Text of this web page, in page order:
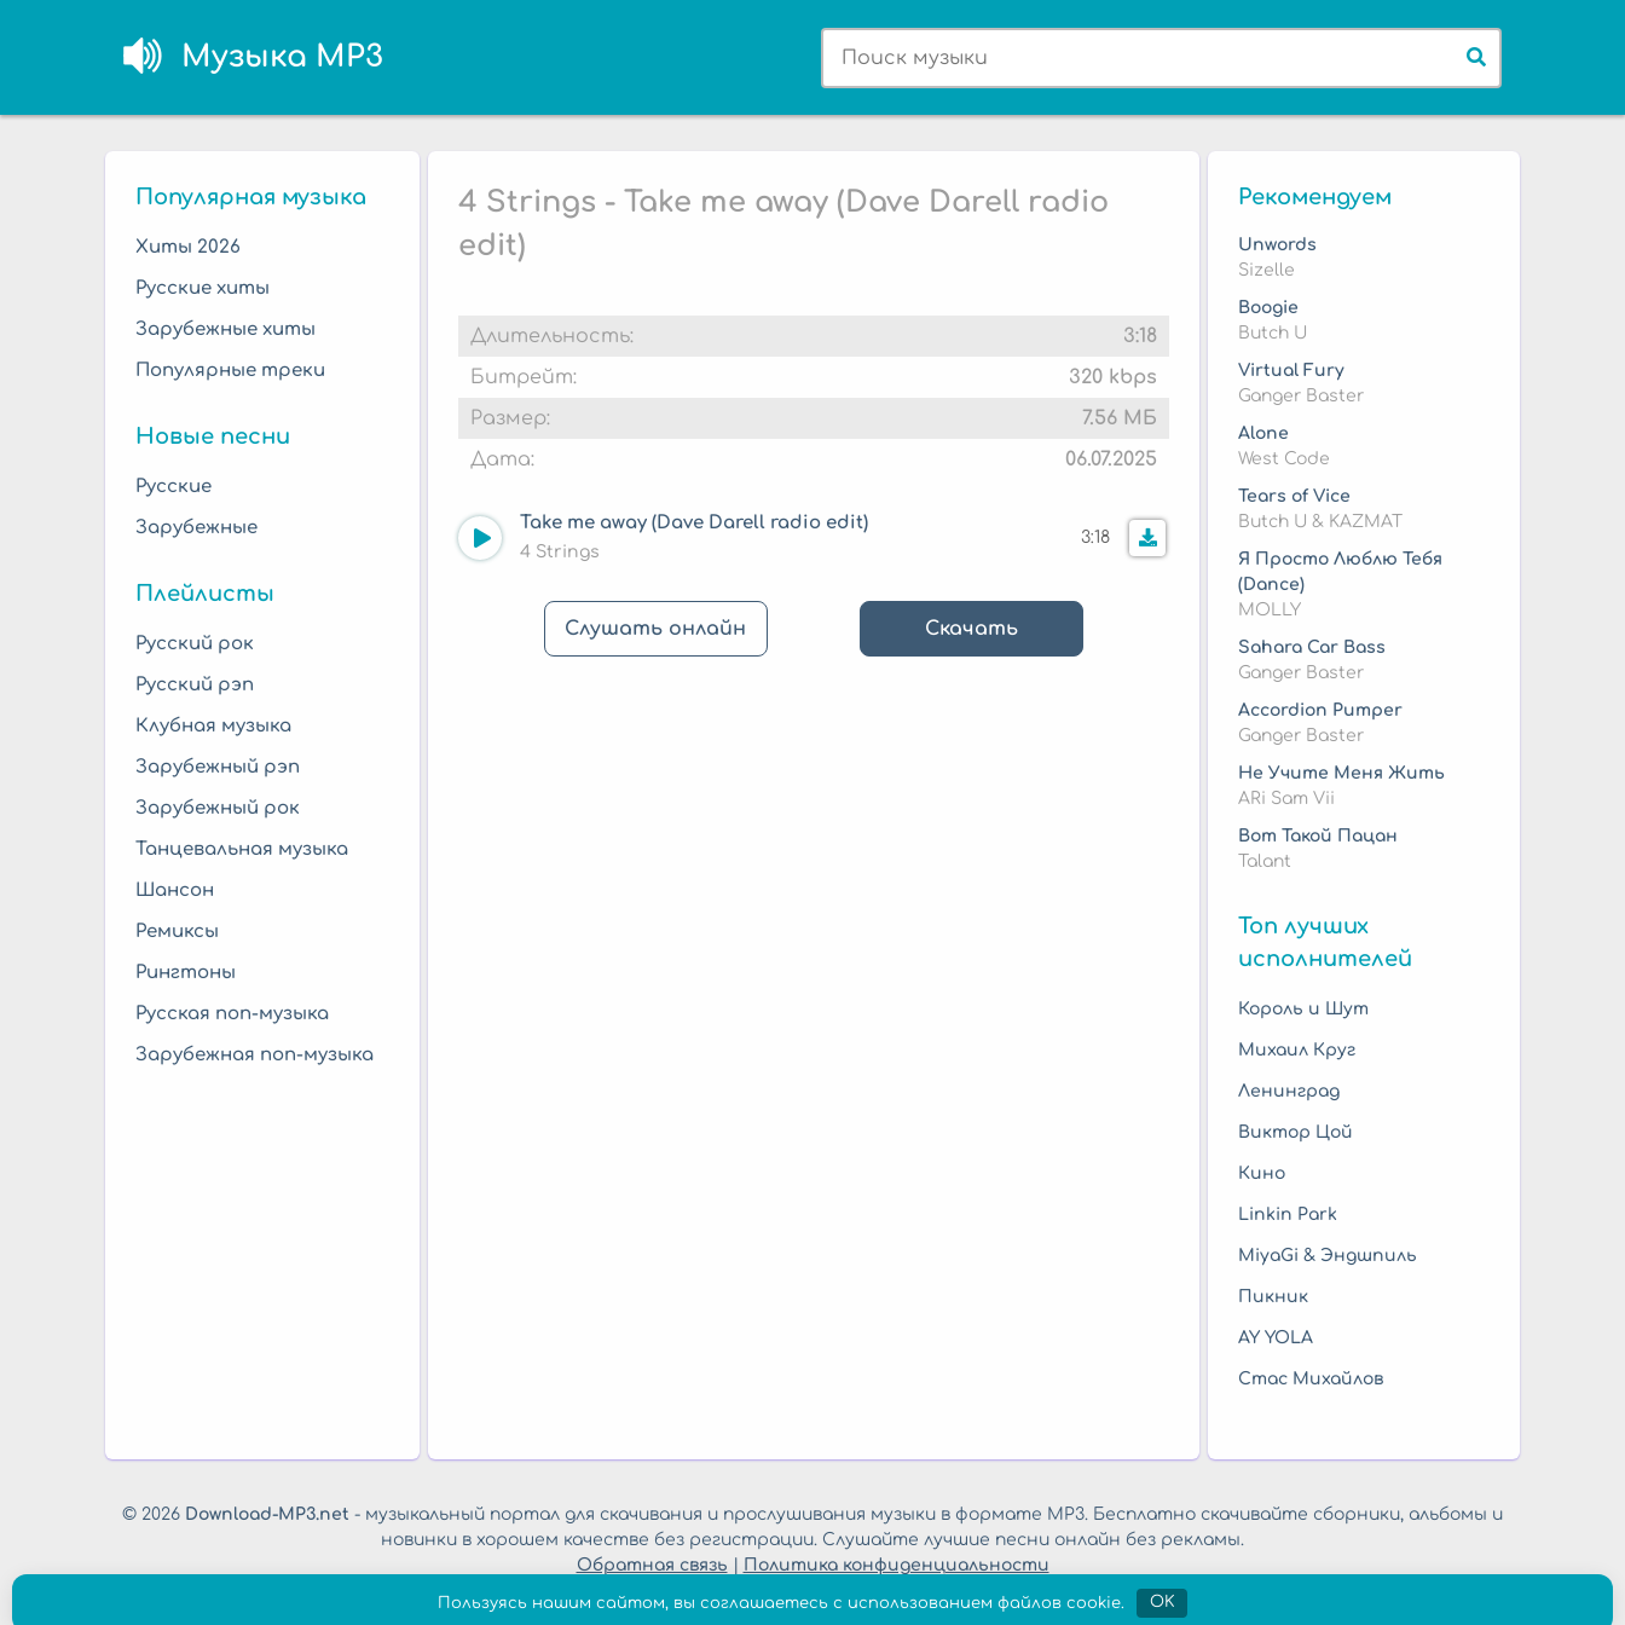
Музыка MP3
Популярная музыка
Хиты 2026
Русские хиты
Зарубежные хиты
Популярные треки
Новые песни
Русские
Зарубежные
Плейлисты
Русский рок
Русский рэп
Клубная музыка
Зарубежный рэп
Зарубежный рок
Танцевальная музыка
Шансон
Ремиксы
Рингтоны
Русская поп-музыка
Зарубежная поп-музыка
4 Strings - Take me away (Dave Darell radio
edit)
Длительность:
3:18
Битрейт:
320 kbps
Размер:
7.56 МБ
Дата:
06.07.2025
Take me away (Dave Darell radio edit)
4 Strings
3:18
Слушать онлайн Скачать
Рекомендуем
Unwords
Sizelle
Boogie
Butch U
Virtual Fury
Ganger Baster
Alone
West Code
Tears of Vice
Butch U & KAZMAT
Я Просто Люблю Тебя
(Dance)
MOLLY
Sahara Car Bass
Ganger Baster
Accordion Pumper
Ganger Baster
Не Учите Меня Жить
ARi Sam Vii
Вот Такой Пацан
Talant
Топ лучших
исполнителей
Король и Шут
Михаил Круг
Ленинград
Виктор Цой
Кино
Linkin Park
MiyaGi & Эндшпиль
Пикник
AY YOLA
Стас Михайлов
© 2026 Download-MP3.net - музыкальный портал для скачивания и прослушивания музыки в формате MP3. Бесплатно скачивайте сборники, альбомы и
новинки в хорошем качестве без регистрации. Слушайте лучшие песни онлайн без рекламы.
Обратная связь
Политика конфиденциальности
Пользуясь нашим сайтом, вы соглашаетесь с использованием файлов cookie. OK